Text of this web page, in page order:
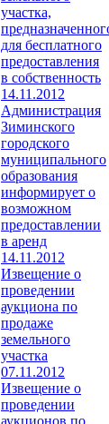
участка,
для бесплатного
предоставления
в собственность
14.11.2012
Администрация
Зиминского
городского
муниципального
образования
информирует о
возможном
предоставлении
в аренд
14.11.2012
Извещение о
проведении
аукциона по
продаже
земельного
участка
07.11.2012
Извещение о
проведении
аукционов по